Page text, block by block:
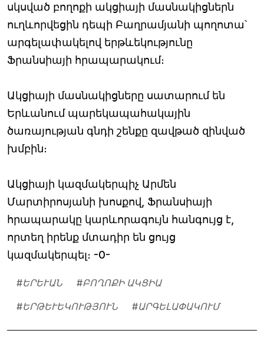
սկսված բողոքի ակցիայի մասնակիցներն
ուղևորվեցին դեպի Բաղրամյանի պողոտա՝
արգելափակելով երթևեկությունը
Ֆրանսիայի հրապարակում։
Ակցիայի մասնակիցները սատարում են
Երևանում պարեկապահակային
ծառայության գնդի շենքը զավթած զինված
խմբին։
Ակցիայի կազմակերպիչ Արմեն
Մարտիրոսյանի խոսքով, Ֆրանսիայի
հրապարակը կարևորագույն հանգույց է,
որտեղ իրենք մտադիր են ցույց
կազմակերպել։ -0-
#ԵՐԵՒԱՆ #ԲՈՂՈՔԻ ԱԿՑԻԱ
#ԵՐԹԵՒԵԿՈՒԹՅՈՒՆ #ԱՐԳԵԼԱՓԱԿՈՒՄ